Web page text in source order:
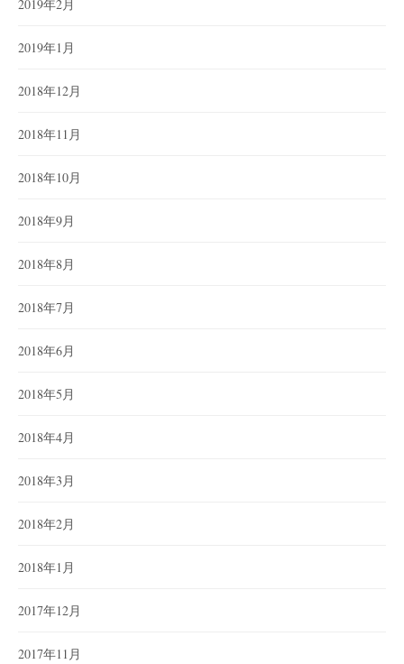
2019年2月
2019年1月
2018年12月
2018年11月
2018年10月
2018年9月
2018年8月
2018年7月
2018年6月
2018年5月
2018年4月
2018年3月
2018年2月
2018年1月
2017年12月
2017年11月